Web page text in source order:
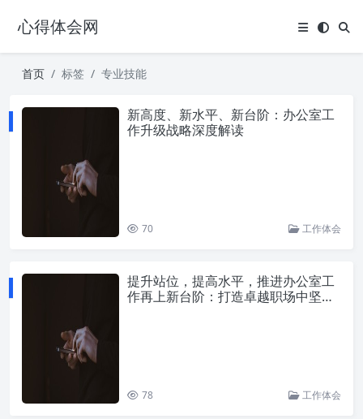
心得体会网
首页 标签 专业技能
新高度、新水平、新台阶：办公室工
作升级战略深度解读
70 工作体会
提升站位，提高水平，推进办公室工
作再上新台阶：打造卓越职场中坚力
78 工作体会